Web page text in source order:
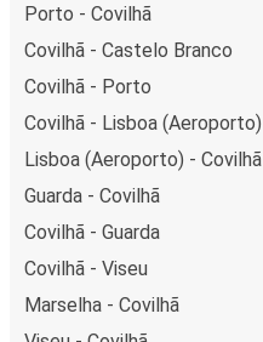
Porto - Covilhã
Covilhã - Castelo Branco
Covilhã - Porto
Covilhã - Lisboa (Aeroporto)
Lisboa (Aeroporto) - Covilhã
Guarda - Covilhã
Covilhã - Guarda
Covilhã - Viseu
Marselha - Covilhã